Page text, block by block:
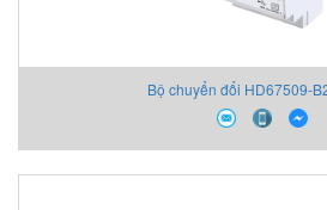
Bộ chuyển đổi HD67509-